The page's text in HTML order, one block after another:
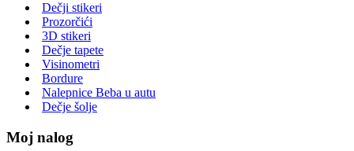
Dečji stikeri
Prozorčići
3D stikeri
Dečje tapete
Visinometri
Bordure
Nalepnice Beba u autu
Dečje šolje
Moj nalog